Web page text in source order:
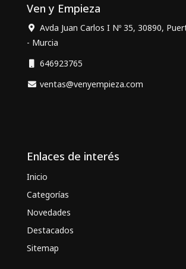
Ven y Empieza
Avda Juan Carlos I Nº 35, 30890,
- Murcia
646923765
ventas@venyempieza.com
Enlaces de interés
Inicio
Categorías
Novedades
Destacados
Sitemap